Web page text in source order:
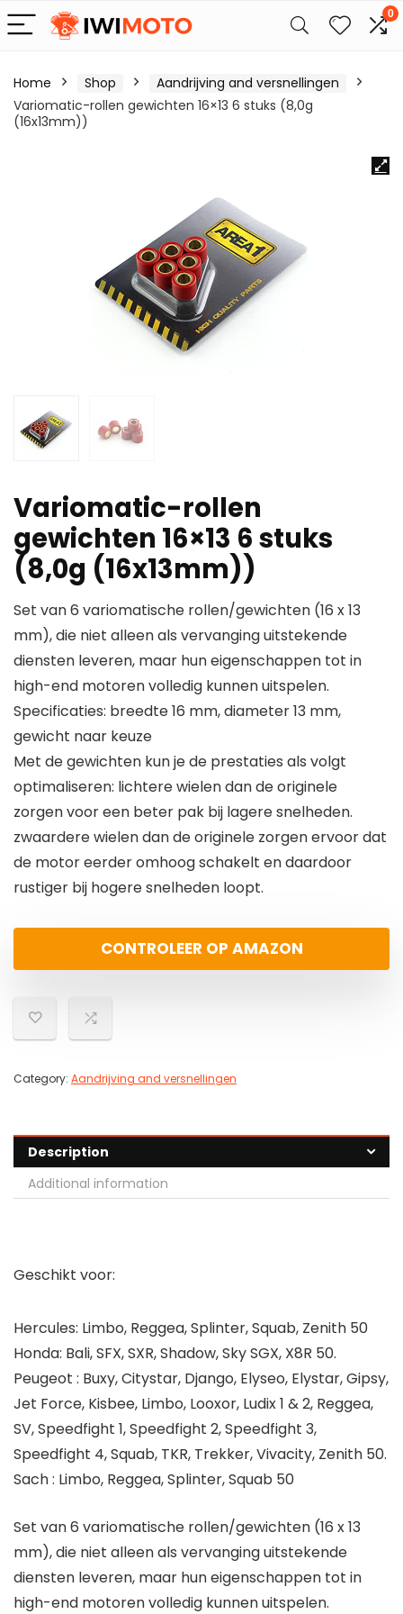
0
Home Shop
Aandrijving and versnellingen
Variomatic-rollen gewichten 16×13 6 stuks (8,0g
(16x13mm))
Variomatic-rollen
gewichten 16×13 6 stuks
(8,0g (16x13mm))
Set van 6 variomatische rollen/gewichten (16 x 13
mm), die niet alleen als vervanging uitstekende
diensten leveren, maar hun eigenschappen tot in
high-end motoren volledig kunnen uitspelen.
Specificaties: breedte 16 mm, diameter 13 mm,
gewicht naar keuze
Met de gewichten kun je de prestaties als volgt
optimaliseren: lichtere wielen dan de originele
zorgen voor een beter pak bij lagere snelheden.
zwaardere wielen dan de originele zorgen ervoor dat
de motor eerder omhoog schakelt en daardoor
rustiger bij hogere snelheden loopt.
CONTROLEER OP AMAZON
Category: Aandrijving and versnellingen
Description
Additional information
Geschikt voor:
Hercules: Limbo, Reggea, Splinter, Squab, Zenith 50
Honda: Bali, SFX, SXR, Shadow, Sky SGX, X8R 50.
Peugeot : Buxy, Citystar, Django, Elyseo, Elystar, Gipsy,
Jet Force, Kisbee, Limbo, Looxor, Ludix 1 & 2, Reggea,
SV, Speedfight 1, Speedfight 2, Speedfight 3,
Speedfight 4, Squab, TKR, Trekker, Vivacity, Zenith 50.
Sach : Limbo, Reggea, Splinter, Squab 50
Set van 6 variomatische rollen/gewichten (16 x 13
mm), die niet alleen als vervanging uitstekende
diensten leveren, maar hun eigenschappen tot in
high-end motoren volledig kunnen uitspelen.